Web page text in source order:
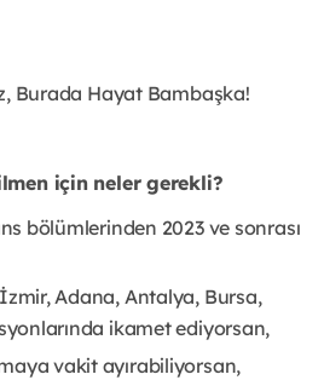
Burada Hayat Bambaşka!
için neler gerekli?
bölümlerinden 2023 ve sonrası
Adana, Antalya, Bursa,
ikamet ediyorsan,
vakit ayırabiliyorsan,